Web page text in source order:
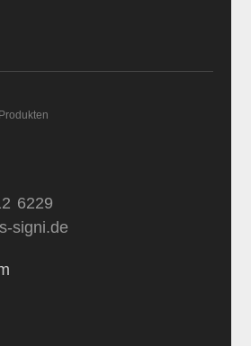
6229
signi.de